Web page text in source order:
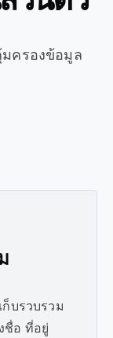
มครองข้อมูล
บรวบรวม
อ ที่อยู่